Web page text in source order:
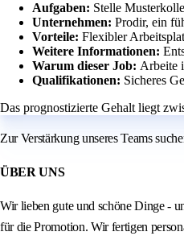
Aufgaben: Stelle
Unternehmen: Prodir, ein
Vorteile: Flexibler
Weitere Informationen:
Warum dieser Job: Arbeite
Qualifikationen: Sicheres
Das prognostizierte Gehalt liegt
Zur Verstärkung unseres Teams
ÜBER UNS
Wir lieben gute und schöne Dinge -
für die Promotion. Wir fertigen